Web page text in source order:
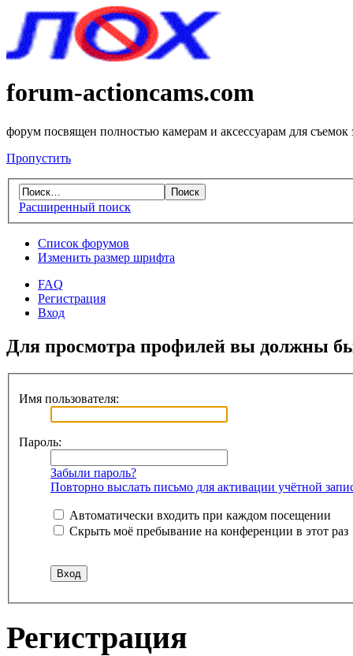
forum-actioncams.com
форум посвящен полностью камерам и аксессуарам для съемок
Пропустить
Расширенный поиск
Список форумов
Изменить размер шрифта
FAQ
Регистрация
Вход
Для просмотра профилей вы должны
Имя пользователя:
Пароль:
Забыли пароль?
Повторно выслать письмо для активации учётной
Автоматически входить при каждом посещении
Скрыть моё пребывание на конференции в этот раз
Регистрация